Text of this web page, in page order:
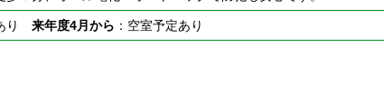
り 来年度4月から ：空室予定あり